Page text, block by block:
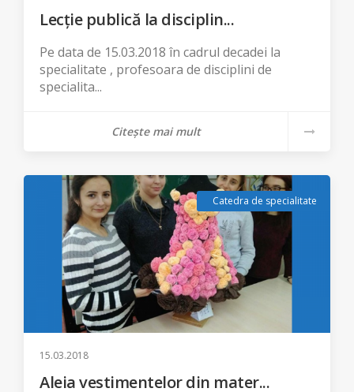
Lecție publică la disciplin...
Pe data de 15.03.2018 în cadrul decadei la
specialitate , profesoara de disciplini de
specialita...
Citește mai mult
Catedra de specialitate
15.03.2018
Aleia vestimentelor din mater...